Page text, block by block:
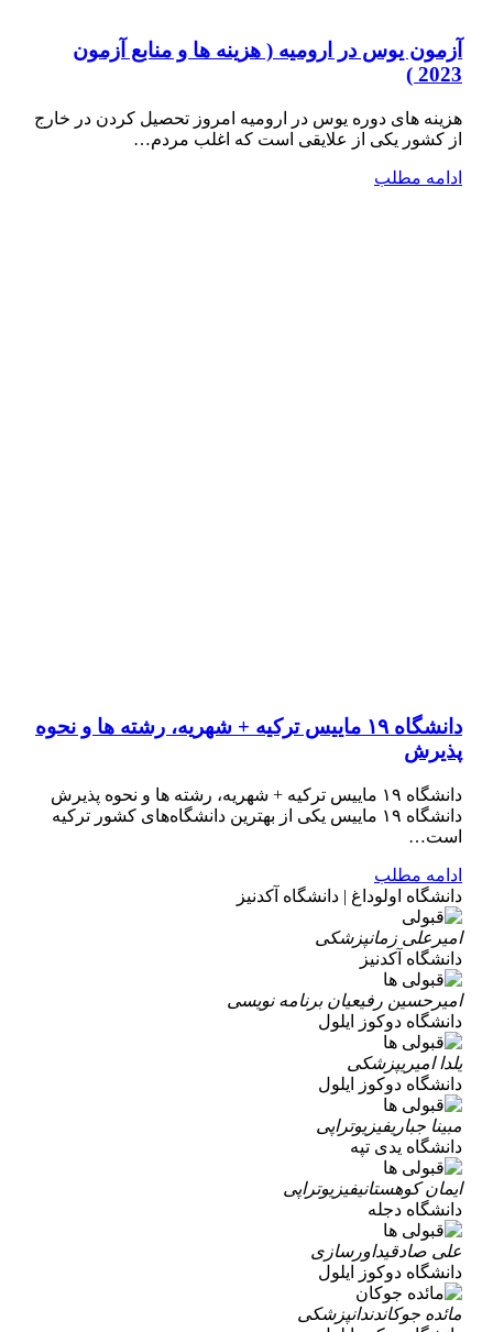
آزمون یوس در ارومیه ( هزینه ها و منابع آزمون
2023 )
هزینه های دوره یوس در ارومیه امروز تحصیل کردن در خارج
از کشور یکی از علایقی است که اغلب مردم…
ادامه مطلب
دانشگاه ۱۹ ماییس ترکیه + شهریه، رشته ها و نحوه
پذیرش
دانشگاه ۱۹ ماییس ترکیه + شهریه، رشته ها و نحوه پذیرش
دانشگاه ۱۹ ماییس یکی از بهترین دانشگاه‌های کشور ترکیه
است…
ادامه مطلب
دانشگاه اولوداغ | دانشگاه آکدنیز
امیرعلی زمانپزشکی
دانشگاه آکدنیز
امیرحسین رفیعیانبرنامه نویسی
دانشگاه دوکوز ایلول
یلدا امیریپزشکی
دانشگاه دوکوز ایلول
مبینا جباریفیزیوتراپی
دانشگاه یدی تپه
ایمان کوهستانیفیزیوتراپی
دانشگاه دجله
علی صادقیداورسازی
دانشگاه دوکوز ایلول
مائده جوکاندندانپزشکی